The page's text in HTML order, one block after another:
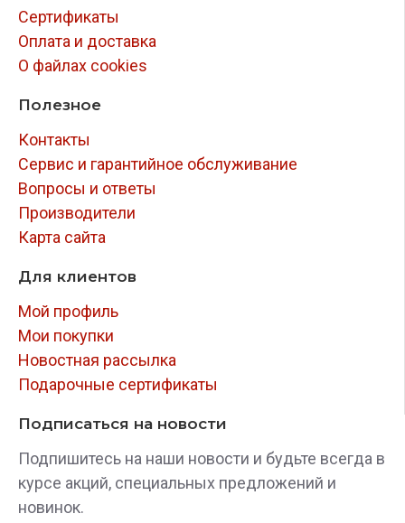
Сертификаты
Оплата и доставка
О файлах cookies
Полезное
Контакты
Сервис и гарантийное обслуживание
Вопросы и ответы
Производители
Карта сайта
Для клиентов
Мой профиль
Мои покупки
Новостная рассылка
Подарочные сертификаты
Подписаться на новости
Подпишитесь на наши новости и будьте всегда в
курсе акций, специальных предложений и
новинок.